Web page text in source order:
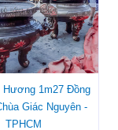
1m27 Đồng
Giác Nguyên -
TPHCM